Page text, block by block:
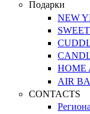
Подарки
NEW
HOME
AIR
CONTACTS